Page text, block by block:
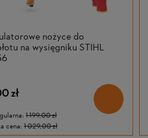
nożyce do
na wysięgniku STIHL
zł
1 199,00 zł
cena: 1 029,00 zł